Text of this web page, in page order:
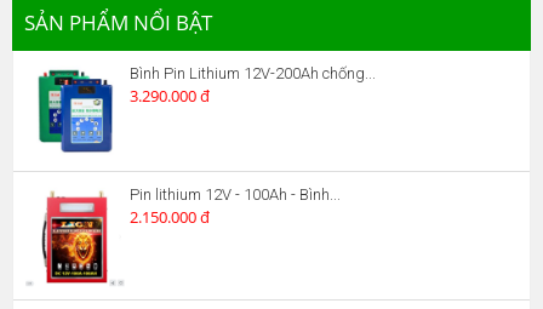
SẢN PHẨM NỔI BẬT
Bình Pin Lithium 12V-200Ah chống...
3.290.000 đ
Pin lithium 12V - 100Ah - Bình...
2.150.000 đ